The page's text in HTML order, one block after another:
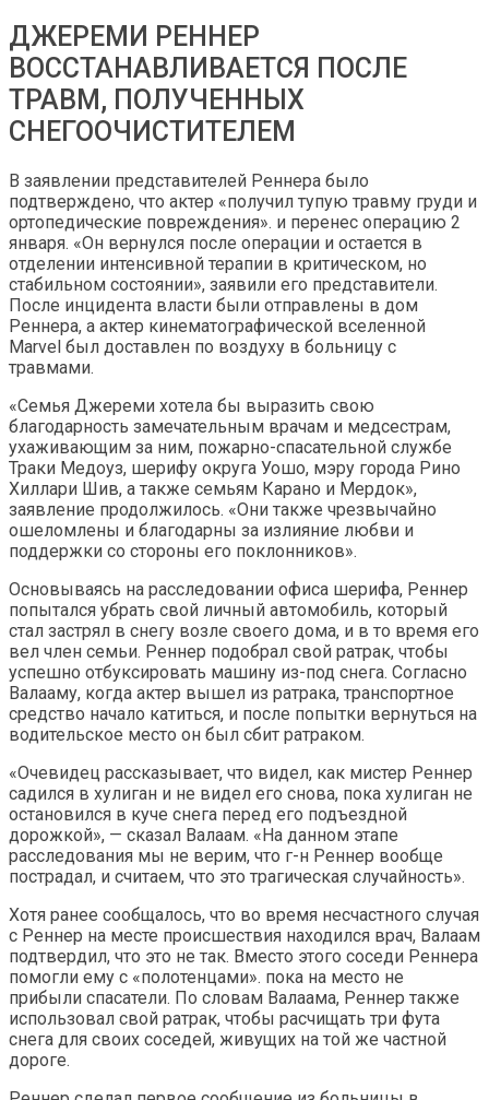
ДЖЕРЕМИ РЕННЕР
ВОССТАНАВЛИВАЕТСЯ ПОСЛЕ
ТРАВМ, ПОЛУЧЕННЫХ
СНЕГООЧИСТИТЕЛЕМ
В заявлении представителей Реннера было
подтверждено, что актер «получил тупую травму груди и
ортопедические повреждения». и перенес операцию 2
января. «Он вернулся после операции и остается в
отделении интенсивной терапии в критическом, но
стабильном состоянии», заявили его представители.
После инцидента власти были отправлены в дом
Реннера, а актер кинематографической вселенной
Marvel был доставлен по воздуху в больницу с
травмами.
«Семья Джереми хотела бы выразить свою
благодарность замечательным врачам и медсестрам,
ухаживающим за ним, пожарно-спасательной службе
Траки Медоуз, шерифу округа Уошо, мэру города Рино
Хиллари Шив, а также семьям Карано и Мердок»,
заявление продолжилось. «Они также чрезвычайно
ошеломлены и благодарны за излияние любви и
поддержки со стороны его поклонников».
Основываясь на расследовании офиса шерифа, Реннер
попытался убрать свой личный автомобиль, который
стал застрял в снегу возле своего дома, и в то время его
вел член семьи. Реннер подобрал свой ратрак, чтобы
успешно отбуксировать машину из-под снега. Согласно
Валааму, когда актер вышел из ратрака, транспортное
средство начало катиться, и после попытки вернуться на
водительское место он был сбит ратраком.
«Очевидец рассказывает, что видел, как мистер Реннер
садился в хулиган и не видел его снова, пока хулиган не
остановился в куче снега перед его подъездной
дорожкой», — сказал Валаам. «На данном этапе
расследования мы не верим, что г-н Реннер вообще
пострадал, и считаем, что это трагическая случайность».
Хотя ранее сообщалось, что во время несчастного случая
с Реннер на месте происшествия находился врач, Валаам
подтвердил, что это не так. Вместо этого соседи Реннера
помогли ему с «полотенцами». пока на место не
прибыли спасатели. По словам Валаама, Реннер также
использовал свой ратрак, чтобы расчищать три фута
снега для своих соседей, живущих на той же частной
дороге.